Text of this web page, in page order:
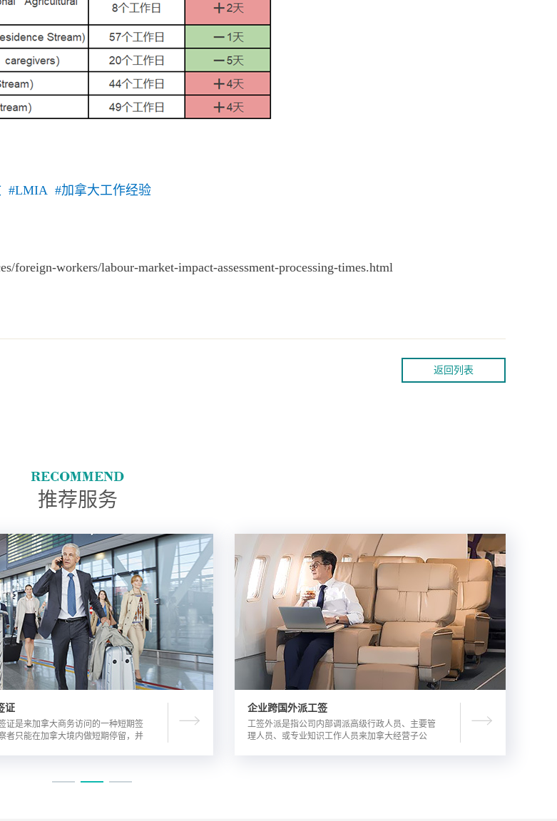
#加拿大工作经验
foreign-workers/labour-market-impact-assessment-processing-times.html
返回列表
推荐服务
证
证是来加拿大商务访问的一种短期签
者只能在加拿大境内做短期停留，并
企业跨国外派工签
工签外派是指公司内部调派高级行政人员、主要管
理人员、或专业知识工作人员来加拿大经营子公